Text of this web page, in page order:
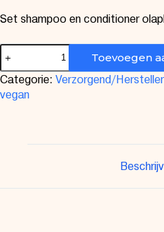
Set shampoo en conditioner
Toevoegen
Categorie: Verzorgend/
vegan